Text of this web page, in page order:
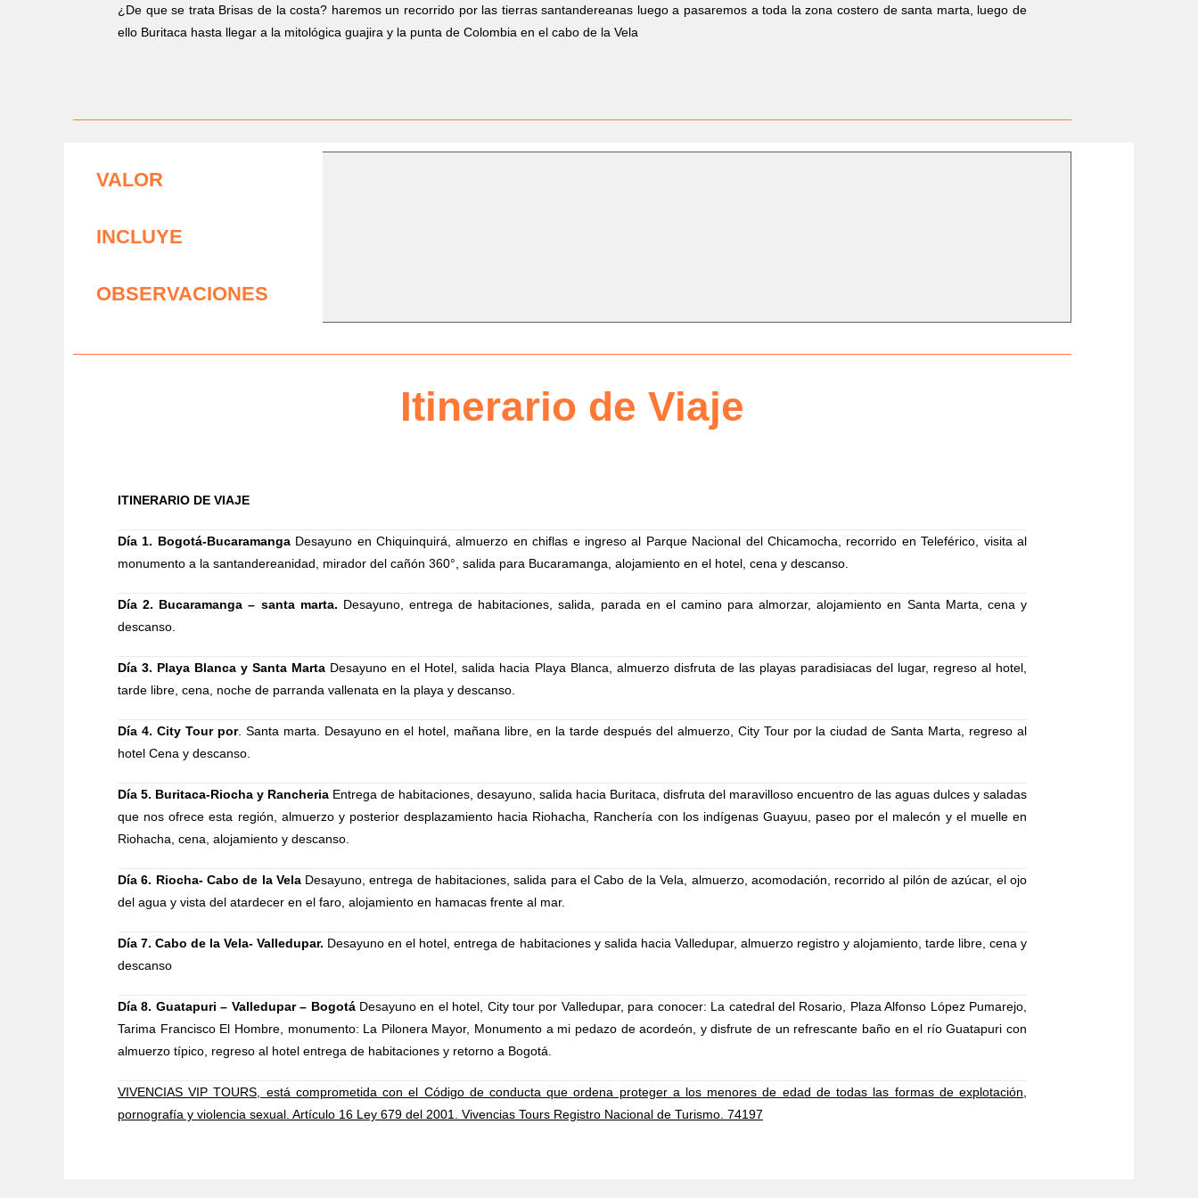
¿De que se trata Brisas de la costa? haremos un recorrido por las tierras santandereanas luego a pasaremos a toda la zona costero de santa marta, luego de
ello Buritaca hasta llegar a la mitológica guajira y la punta de Colombia en el cabo de la Vela
VALOR
INCLUYE
OBSERVACIONES
Itinerario de Viaje
ITINERARIO DE VIAJE
Día 1. Bogotá-BucaramangaDesayuno en Chiquinquirá, almuerzo en chiflas e ingreso al Parque Nacional del Chicamocha, recorrido en Teleférico, visita al
monumento a la santandereanidad, mirador del cañón 360°, salida para Bucaramanga, alojamiento en el hotel, cena y descanso.
Día 2. Bucaramanga – santa marta. Desayuno, entrega de habitaciones, salida, parada en el camino para almorzar, alojamiento en Santa Marta, cena y
descanso.
Día 3. Playa Blanca y Santa Marta Desayuno en el Hotel, salida hacia Playa Blanca, almuerzo disfruta de las playas paradisiacas del lugar, regreso al hotel,
tarde libre, cena, noche de parranda vallenata en la playa y descanso.
Día 4. City Tour por. Santa marta. Desayuno en el hotel, mañana libre, en la tarde después del almuerzo, City Tour por la ciudad de Santa Marta, regreso al
hotel Cena y descanso.
Día 5. Buritaca-Riocha y Rancheria Entrega de habitaciones, desayuno, salida hacia Buritaca, disfruta del maravilloso encuentro de las aguas dulces y saladas
que nos ofrece esta región, almuerzo y posterior desplazamiento hacia Riohacha, Ranchería con los indígenas Guayuu, paseo por el malecón y el muelle en
Riohacha, cena, alojamiento y descanso.
Día 6. Riocha- Cabo de la VelaDesayuno, entrega de habitaciones, salida para el Cabo de la Vela, almuerzo, acomodación, recorrido al pilón de azúcar, el ojo
del agua y vista del atardecer en el faro, alojamiento en hamacas frente al mar.
Día 7. Cabo de la Vela- Valledupar. Desayuno en el hotel, entrega de habitaciones y salida hacia Valledupar, almuerzo registro y alojamiento, tarde libre, cena y
descanso
Día 8. Guatapuri – Valledupar – Bogotá Desayuno en el hotel, City tour por Valledupar, para conocer: La catedral del Rosario, Plaza Alfonso López Pumarejo,
Tarima Francisco El Hombre, monumento: La Pilonera Mayor, Monumento a mi pedazo de acordeón, y disfrute de un refrescante baño en el río Guatapuri con
almuerzo típico, regreso al hotel entrega de habitaciones y retorno a Bogotá.
VIVENCIAS VIP TOURS, está comprometida con el Código de conducta que ordena proteger a los menores de edad de todas las formas de explotación,
pornografía y violencia sexual. Artículo 16 Ley 679 del 2001. Vivencias Tours Registro Nacional de Turismo. 74197